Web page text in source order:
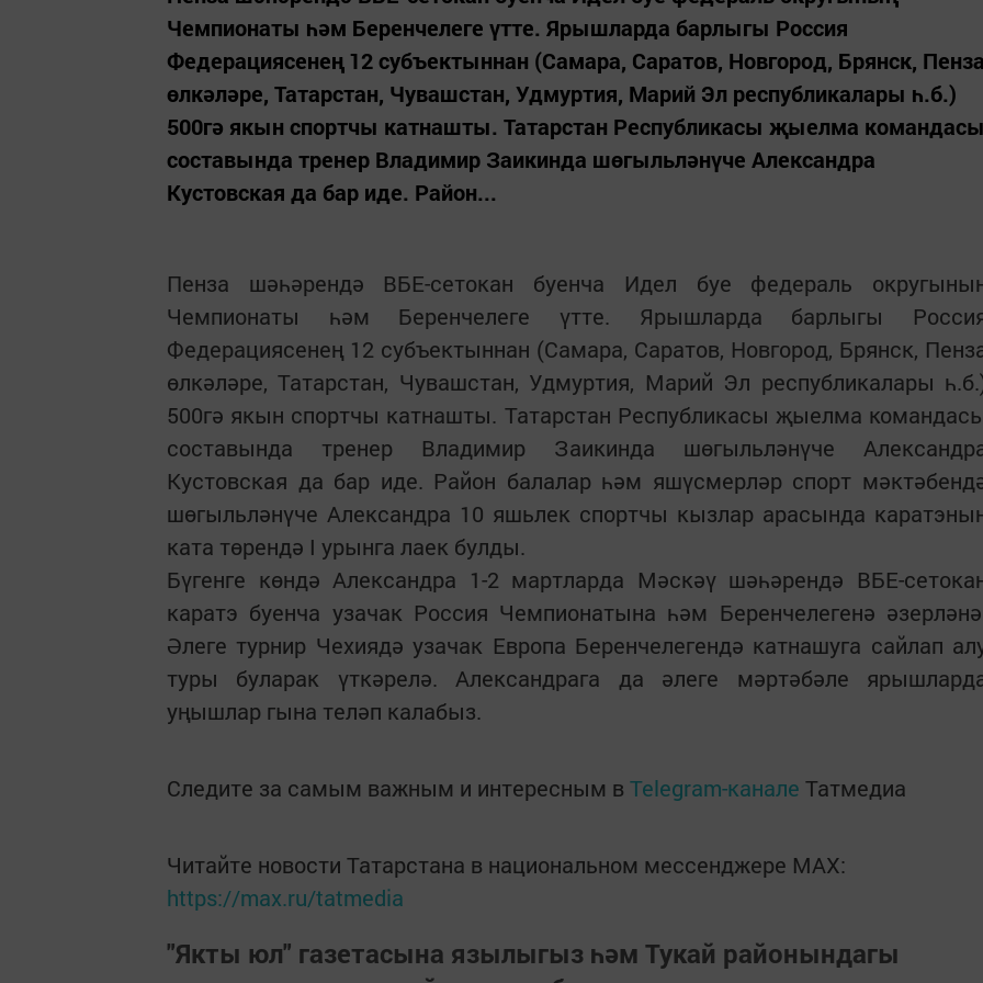
Чемпионаты һәм Беренчелеге үтте. Ярышларда барлыгы Россия
Федерациясенең 12 субъектыннан (Самара, Саратов, Новгород, Брянск, Пенза
өлкәләре, Татарстан, Чувашстан, Удмуртия, Марий Эл республикалары һ.б.)
500гә якын спортчы катнашты. Татарстан Республикасы җыелма командасы
составында тренер Владимир Заикинда шөгыльләнүче Александра
Кустовская да бар иде. Район...
Пенза шәһәрендә ВБЕ-сетокан буенча Идел буе федераль
Чемпионаты һәм Беренчелеге үтте. Ярышларда барлыгы
Федерациясенең 12 субъектыннан (Самара, Саратов, Новгород, Брянск,
өлкәләре, Татарстан, Чувашстан, Удмуртия, Марий Эл республикалары
500гә якын спортчы катнашты. Татарстан Республикасы җыелма
составында тренер Владимир Заикинда шөгыльләнүче
Кустовская да бар иде. Район балалар һәм яшүсмерләр спорт
шөгыльләнүче Александра 10 яшьлек спортчы кызлар арасында
ката төрендә I урынга лаек булды.
Бүгенге көндә Александра 1-2 мартларда Мәскәү шәһәрендә ВБЕ-
каратэ буенча узачак Россия Чемпионатына һәм Беренчелегенә
Әлеге турнир Чехиядә узачак Европа Беренчелегендә катнашуга сайлап
туры буларак үткәрелә. Александрага да әлеге мәртәбәле
уңышлар гына теләп калабыз.
Следите за самым важным и интересным в Telegram-канале Татмедиа
Читайте новости Татарстана в национальном мессенджере MАХ:
https://max.ru/tatmedia
"Якты юл" газетасына язылыгыз һәм Тукай районындагы